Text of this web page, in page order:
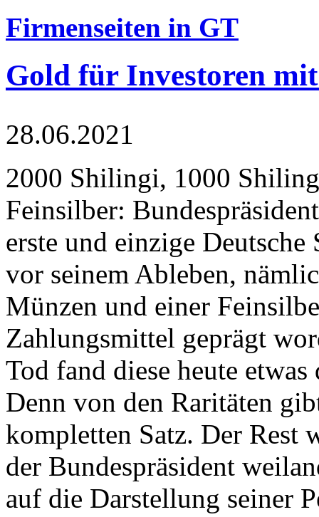
Firmenseiten in GT
Gold für Investoren
28.06.2021
2000 Shilingi, 1000
Feinsilber:
erste und einzige Deutsche
vor seinem Ableben,
Münzen und einer
Zahlungsmittel geprägt
Tod fand diese heute
Denn von den Raritäten
kompletten Satz. Der Rest
der Bundespräsident
auf die Darstellung seiner